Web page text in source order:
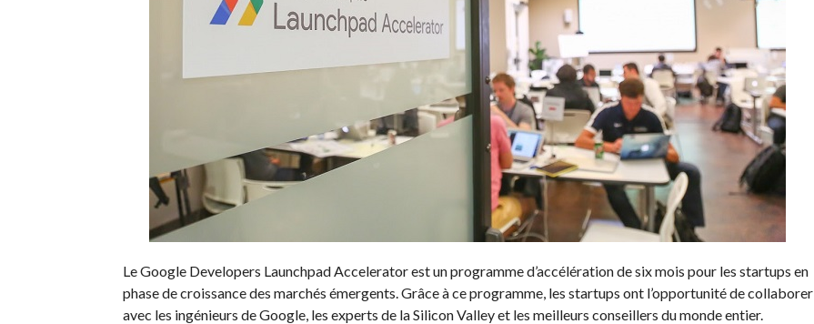
Le Google Developers Launchpad Accelerator est un programme d’accélération de six mois pour les startups en
phase de croissance des marchés émergents. Grâce à ce programme, les startups ont l’opportunité de collaborer
avec les ingénieurs de Google, les experts de la Silicon Valley et les meilleurs conseillers du monde entier.